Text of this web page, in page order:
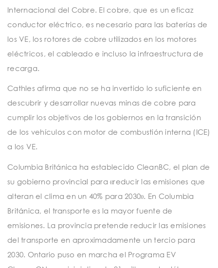
Internacional del Cobre. El cobre, que es un eficaz
conductor eléctrico, es necesario para las baterías de
los VE, los rotores de cobre utilizados en los motores
eléctricos, el cableado e incluso la infraestructura de
recarga.
Cathles afirma que no se ha invertido lo suficiente en
descubrir y desarrollar nuevas minas de cobre para
cumplir los objetivos de los gobiernos en la transición
de los vehículos con motor de combustión interna (ICE)
a los VE.
Columbia Británica ha establecido CleanBC, el plan de
su gobierno provincial para «reducir las emisiones que
alteran el clima en un 40% para 2030». En Columbia
Británica, el transporte es la mayor fuente de
emisiones. La provincia pretende reducir las emisiones
del transporte en aproximadamente un tercio para
2030. Ontario puso en marcha el Programa EV